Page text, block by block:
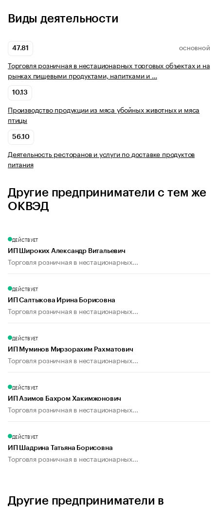
Виды деятельности
47.81 ОСНОВНОЙ
Торговля розничная в нестационарных торговых объектах и на
рынках пищевыми продуктами, напитками и …
10.13
Производство продукции из мяса убойных животных и мяса
птицы
56.10
Деятельность ресторанов и услуги по доставке продуктов
питания
Другие предприниматели с тем же
ОКВЭД
ДЕЙСТВУЕТ
ИП Широких Александр Витальевич
Торговля розничная в нестационарных...
ДЕЙСТВУЕТ
ИП Салтыкова Ирина Борисовна
Торговля розничная в нестационарных...
ДЕЙСТВУЕТ
ИП Муминов Мирзорахим Рахматович
Торговля розничная в нестационарных...
ДЕЙСТВУЕТ
ИП Азимов Бахром Хакимжонович
Торговля розничная в нестационарных...
ДЕЙСТВУЕТ
ИП Шадрина Татьяна Борисовна
Торговля розничная в нестационарных...
Другие предприниматели в